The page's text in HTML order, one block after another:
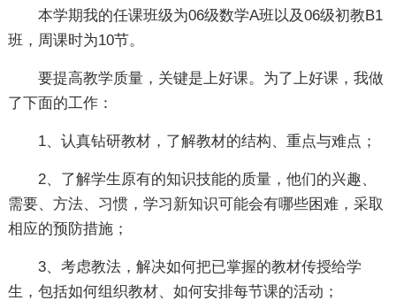
本学期我的任课班级为06级数学A班以及06级初教B1
班，周课时为10节。
要提高教学质量，关键是上好课。为了上好课，我做
了下面的工作：
1、认真钻研教材，了解教材的结构、重点与难点；
2、了解学生原有的知识技能的质量，他们的兴趣、
需要、方法、习惯，学习新知识可能会有哪些困难，采取
相应的预防措施；
3、考虑教法，解决如何把已掌握的教材传授给学
生，包括如何组织教材、如何安排每节课的活动；